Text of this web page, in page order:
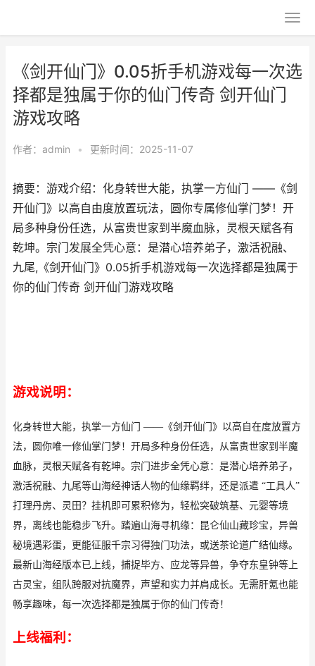
《剑开仙门》0.05折手机游戏每一次选
择都是独属于你的仙门传奇 剑开仙门
游戏攻略
作者： admin • 更新时间：2025-11-07
摘要：游戏介绍：化身转世大能，执掌一方仙门 ——《剑
开仙门》以高自由度放置玩法，圆你专属修仙掌门梦！开
局多种身份任选，从富贵世家到半魔血脉，灵根天赋各有
乾坤。宗门发展全凭心意：是潜心培养弟子，激活祝融、
九尾,《剑开仙门》0.05折手机游戏每一次选择都是独属于
你的仙门传奇 剑开仙门游戏攻略
游戏说明：
化身转世大能，执掌一方仙门 ——《剑开仙门》以高自在度放置方
法，圆你唯一修仙掌门梦！开局多种身份任选，从富贵世家到半魔
血脉，灵根天赋各有乾坤。宗门进步全凭心意：是潜心培养弟子，
激活祝融、九尾等山海经神话人物的仙缘羁绊，还是派遣 “工具人”
打理丹房、灵田？挂机即可累积修为，轻松突破筑基、元婴等境
界，离线也能稳步飞升。踏遍山海寻机缘：昆仑仙山藏珍宝，异兽
秘境遇彩蛋，更能征服千宗习得独门功法，或送茶论道广结仙缘。
最新山海经版本已上线，捕捉毕方、应龙等异兽，争夺东皇钟等上
古灵宝，组队跨服对抗魔界，声望和实力并肩成长。无需肝氪也能
畅享趣味，每一次选择都是独属于你的仙门传奇！
上线福利：